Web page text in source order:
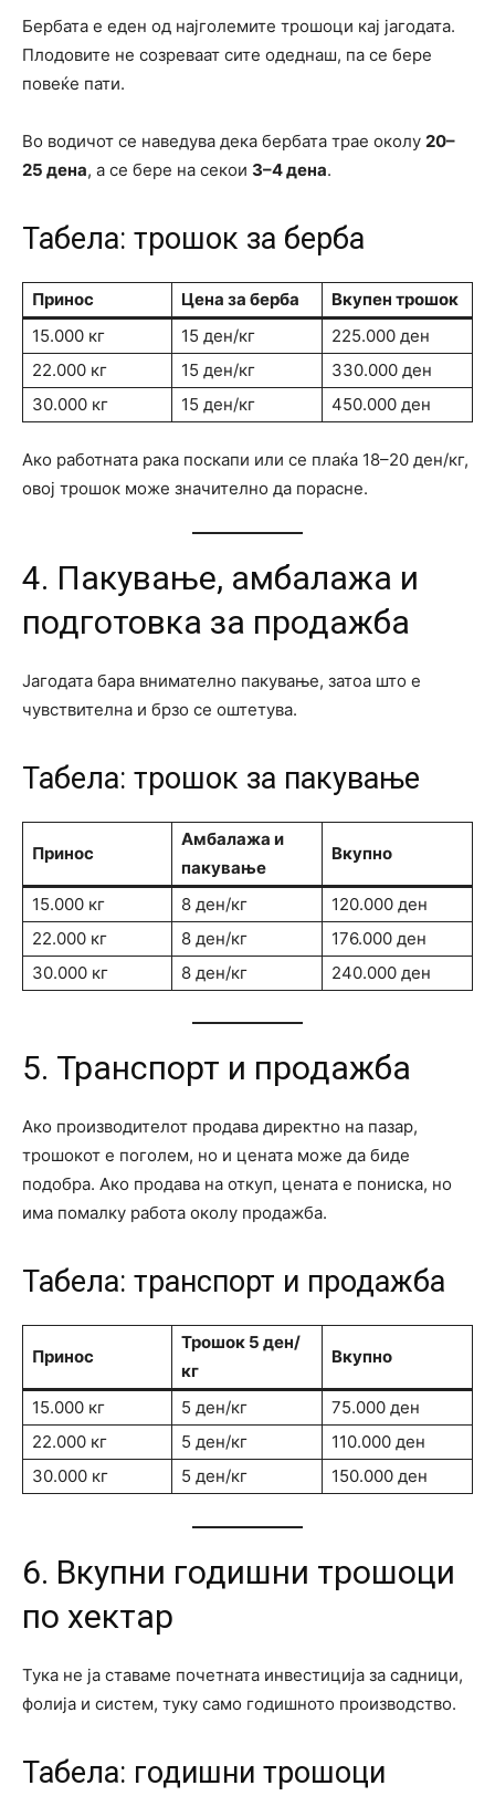
Бербата е еден од најголемите трошоци кај јагодата.
Плодовите не созреваат сите одеднаш, па се бере
повеќе пати.
Во водичот се наведува дека бербата трае околу 20–
25 дена, а се бере на секои 3–4 дена.
Табела: трошок за берба
Принос Цена за берба
Вкупен трошок
15.000 кг
15 ден/кг
225.000 ден
22.000 кг
15 ден/кг
330.000 ден
30.000 кг
15 ден/кг 450.000 ден
Ако работната рака поскапи или се плаќа 18–20 ден/кг,
овој трошок може значително да порасне.
4. Пакување, амбалажа и
подготовка за продажба
Јагодата бара внимателно пакување, затоа што е
чувствителна и брзо се оштетува.
Табела: трошок за пакување
Принос
Амбалажа и
пакување
Вкупно
15.000 кг 8 ден/кг
120.000 ден
22.000 кг
8 ден/кг
176.000 ден
30.000 кг
8 ден/кг 240.000 ден
5. Транспорт и продажба
Ако производителот продава директно на пазар,
трошокот е поголем, но и цената може да биде
подобра. Ако продава на откуп, цената е пониска, но
има помалку работа околу продажба.
Табела: транспорт и продажба
Принос
Трошок 5 ден/
кг
Вкупно
15.000 кг 5 ден/кг
75.000 ден
22.000 кг
5 ден/кг
110.000 ден
30.000 кг
5 ден/кг 150.000 ден
6. Вкупни годишни трошоци
по хектар
Тука не ја ставаме почетната инвестиција за садници,
фолија и систем, туку само годишното производство.
Табела: годишни трошоци